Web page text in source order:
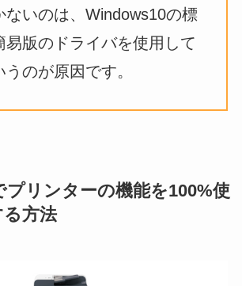
ないのは、Windows10の標
易版のドライバを使用して
のが原因です。
リンターの機能を100%使
方法